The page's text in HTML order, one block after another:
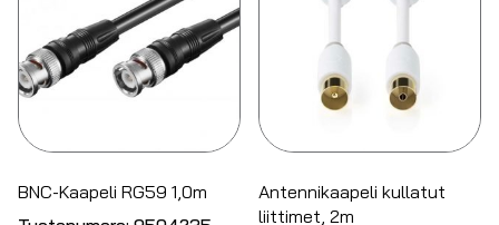
BNC-Kaapeli RG59 1,0m
Antennikaapeli kullatut
liittimet, 2m